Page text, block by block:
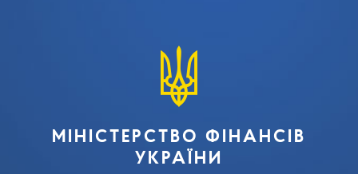
МІНІСТЕРСТВО ФІНАНСІВ
УКРАЇНИ